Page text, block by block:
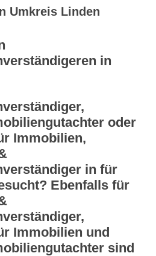
Umkreis Linden
in
oder
Immobilien,
in für
Ebenfalls für
Immobilien und
sind